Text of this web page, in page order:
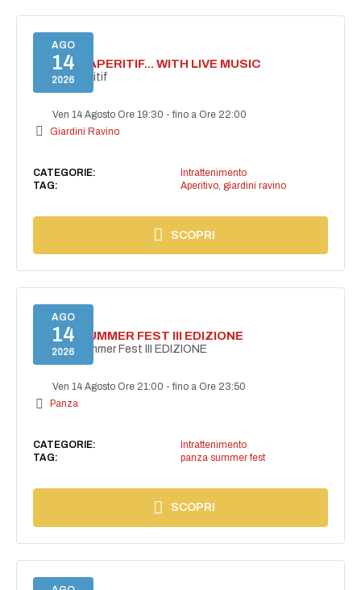
AGO
14
2026
SECRET APERITIF... WITH LIVE MUSIC
Secret aperitif
Ven 14 Agosto Ore 19:30 -fino a Ore 22:00
Giardini Ravino
CATEGORIE:
Intrattenimento
TAG:
Aperitivo, giardini ravino
SCOPRI
AGO
14
2026
PANZA SUMMER FEST III EDIZIONE
PANZA Summer Fest III EDIZIONE
Ven 14 Agosto Ore 21:00 -fino a Ore 23:50
Panza
CATEGORIE:
Intrattenimento
TAG:
panza summer fest
SCOPRI